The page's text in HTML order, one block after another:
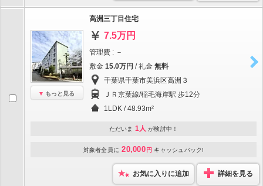
もっと見る
高洲三丁目住宅
7.5万円
管理費 : －
敷金 15.0万円 / 礼金 無料
千葉県千葉市美浜区高洲３
ＪＲ京葉線/稲毛海岸駅 歩12分
1LDK / 48.93m²
ただいま 1人 が検討中！
対象者全員に 20,000 円 キャッシュバック!
お気に入りに追加 詳細を見る